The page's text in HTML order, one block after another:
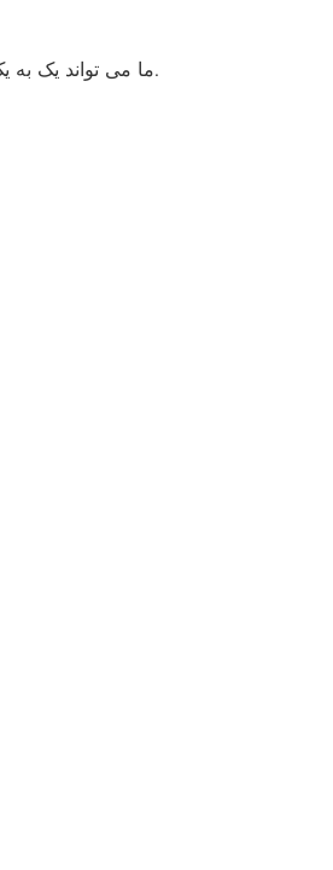
در صورت نیاز به جیب زیپ یا سینی داخلی مورد نیاز ، طراحی داخلی مورد را تأیید کنید؟ ما 3 نوع سینی داخلی برای گزینه داریم ، Salemen ما می تواند یک به یک به شما نشان دهد.